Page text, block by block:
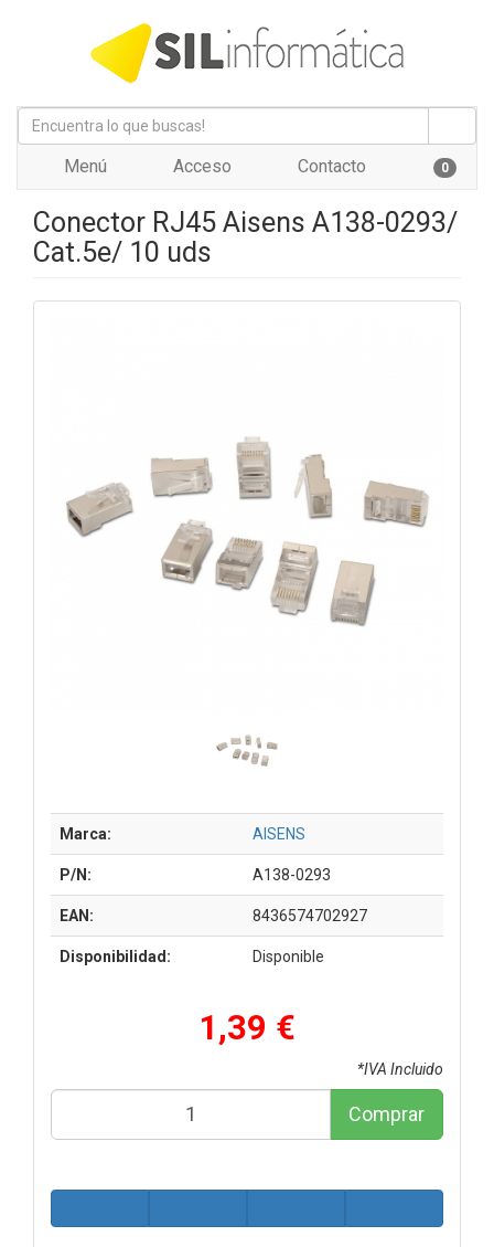
Menú Acceso Contacto 0
Conector RJ45 Aisens A138-0293/
Cat.5e/ 10 uds
Marca: AISENS
P/N: A138-0293
EAN: 8436574702927
Disponibilidad: Disponible
1,39 €
*IVA Incluido
Comprar